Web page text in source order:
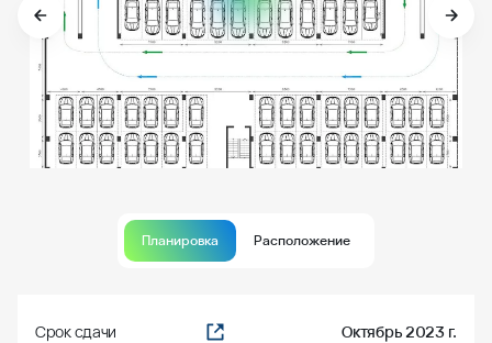
Планировка Расположение
Срок сдачи Октябрь 2023 г.